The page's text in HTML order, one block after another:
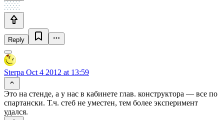
Reply
Sterpa Oct 4 2012 at 13:59
Это на стенде, а у нас в кабинете глав. конструктора — все по
спартански. Т.ч. стеб не уместен, тем более эксперимент
удался.